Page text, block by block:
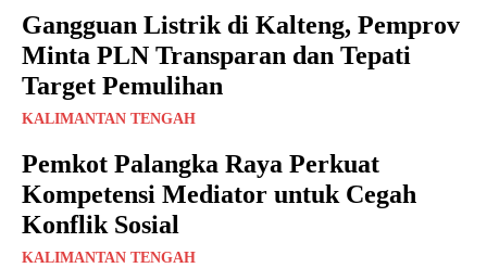
Gangguan Listrik di Kalteng, Pemprov
Minta PLN Transparan dan Tepati
Target Pemulihan
KALIMANTAN TENGAH
Pemkot Palangka Raya Perkuat
Kompetensi Mediator untuk Cegah
Konflik Sosial
KALIMANTAN TENGAH